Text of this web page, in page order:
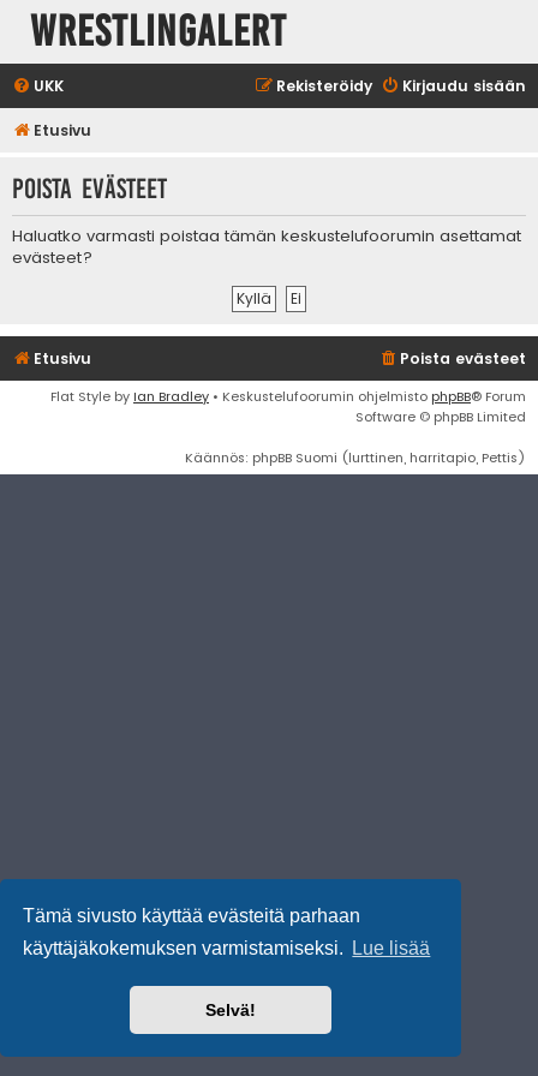
Tämä sivusto käyttää evästeitä parhaan
käyttäjäkokemuksen varmistamiseksi.
Lue lisää
Selvä!
WrestlingAlert
UKK Kirjaudu sisään
Rekisteröidy
Etusivu
Poista evästeet
Haluatko varmasti poistaa tämän keskustelufoorumin asettamat
evästeet?
Etusivu Poista evästeet
Flat Style by Ian Bradley • Keskustelufoorumin ohjelmisto phpBB® Forum
Software © phpBB Limited
Käännös: phpBB Suomi (lurttinen, harritapio, Pettis)